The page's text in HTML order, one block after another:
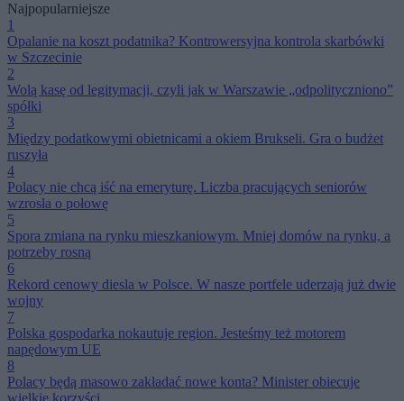
Najpopularniejsze
1
Opalanie na koszt podatnika? Kontrowersyjna kontrola skarbówki
w Szczecinie
2
Wolą kasę od legitymacji, czyli jak w Warszawie „odpolityczniono”
spółki
3
Między podatkowymi obietnicami a okiem Brukseli. Gra o budżet
ruszyła
4
Polacy nie chcą iść na emeryturę. Liczba pracujących seniorów
wzrosła o połowę
5
Spora zmiana na rynku mieszkaniowym. Mniej domów na rynku, a
potrzeby rosną
6
Rekord cenowy diesla w Polsce. W nasze portfele uderzają już dwie
wojny
7
Polska gospodarka nokautuje region. Jesteśmy też motorem
napędowym UE
8
Polacy będą masowo zakładać nowe konta? Minister obiecuje
wielkie korzyści